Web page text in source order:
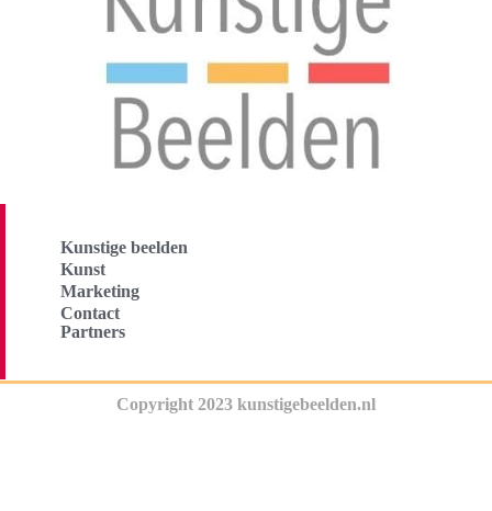
Kunstige beelden
Kunst
Marketing
Contact
Partners
Copyright 2023 kunstigebeelden.nl